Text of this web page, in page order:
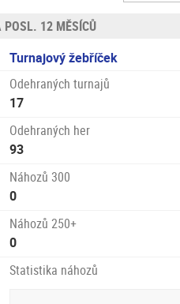
12 MĚSÍCŮ
Turnajový žebříček
Odehraných turnajů
17
Odehraných her
93
Náhozů 300
0
Náhozů 250+
0
Statistika náhozů